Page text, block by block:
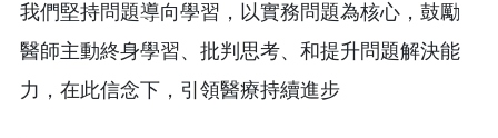
我們堅持問題導向學習，以實務問題為核心，鼓勵
醫師主動終身學習、批判思考、和提升問題解決能
力，在此信念下，引領醫療持續進步